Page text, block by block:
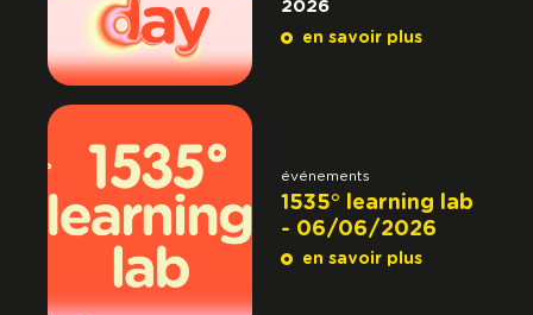
2026
en savoir plus
événements
1535° learning lab
- 06/06/2026
en savoir plus